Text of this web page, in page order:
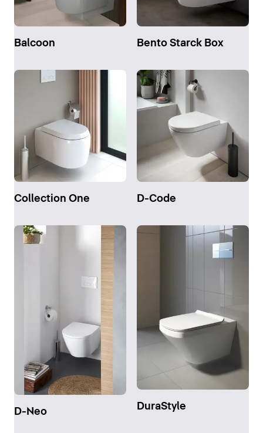
Balcoon Bento Starck Box
Collection One D-Code
D-Neo
DuraStyle